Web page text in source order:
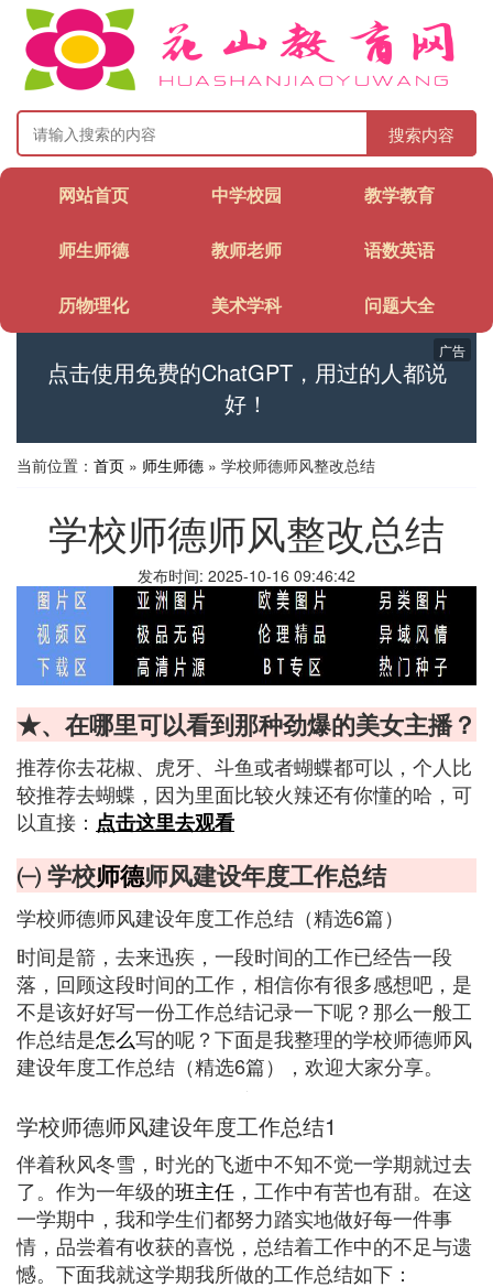
搜索内容
网站首页 中学校园 教学教育
师生师德 教师老师 语数英语
历物理化 美术学科 问题大全
点击使用免费的ChatGPT，用过的人都说
好！
广告
当前位置： 首页 » 师生师德 » 学校师德师风整改总结
学校师德师风整改总结
发布时间: 2025-10-16 09:46:42
★、在哪里可以看到那种劲爆的美女主播？
推荐你去花椒、虎牙、斗鱼或者蝴蝶都可以，个人比
较推荐去蝴蝶，因为里面比较火辣还有你懂的哈，可
以直接： 点击这里去观看
㈠ 学校师德师风建设年度工作总结
学校师德师风建设年度工作总结（精选6篇）
时间是箭，去来迅疾，一段时间的工作已经告一段
落，回顾这段时间的工作，相信你有很多感想吧，是
不是该好好写一份工作总结记录一下呢？那么一般工
作总结是怎么写的呢？下面是我整理的学校师德师风
建设年度工作总结（精选6篇），欢迎大家分享。
学校师德师风建设年度工作总结1
伴着秋风冬雪，时光的飞逝中不知不觉一学期就过去
了。作为一年级的班主任 ，工作中有苦也有甜。在这
一学期中，我和学生们都努力踏实地做好每一件事
情，品尝着有收获的喜悦，总结着工作中的不足与遗
憾。下面我就这学期我所做的工作总结如下：